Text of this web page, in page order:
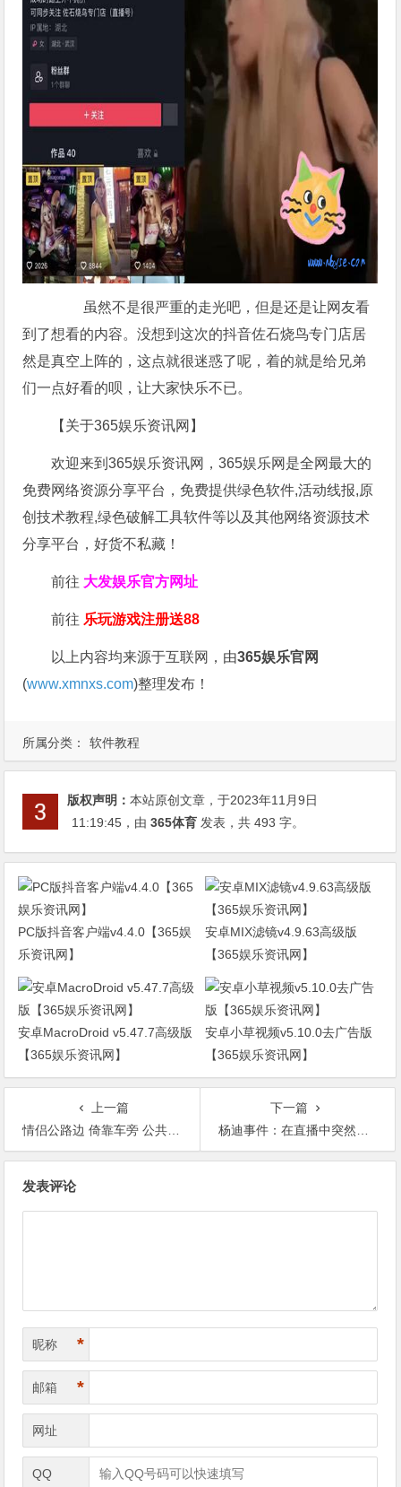
所属分类： 软件教程
虽然不是很严重的走光吧，但是还是让网友看
到了想看的内容。没想到这次的抖音佐石烧鸟专门店居
然是真空上阵的，这点就很迷惑了呢，着的就是给兄弟
们一点好看的呗，让大家快乐不已。
【关于365娱乐资讯网】
欢迎来到365娱乐资讯网，365娱乐网是全网最大的
免费网络资源分享平台，免费提供绿色软件,活动线报,原
创技术教程,绿色破解工具软件等以及其他网络资源技术
分享平台，好货不私藏！
前往 大发娱乐官方网址
前往 乐玩游戏注册送88
以上内容均来源于互联网，由365娱乐官网
(www.xmnxs.com)整理发布！
版权声明：本站原创文章，于2023年11月9日
11:19:45 ，由365体育 发表，共 493 字。
PC版抖音客户端v4.4.0【365娱
乐资讯网】
安卓MIX滤镜v4.9.63高级版
【365娱乐资讯网】
安卓MacroDroid v5.47.7高级版
【365娱乐资讯网】
安卓小草视频v5.10.0去广告版
【365娱乐资讯网】
上一篇
情侣公路边 倚靠车旁 公共场合直接忍不住了，瓜友：真勇啊【365娱乐资讯网】
下一篇
杨迪事件：在直播中突然说道，自己跟相恋16年的女友分手了【365娱乐资讯网】
发表评论
昵称 *
邮箱 *
网址
QQ